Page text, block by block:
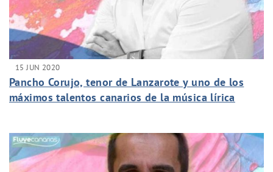
15 JUN 2020
Pancho Corujo, tenor de Lanzarote y uno de los
máximos talentos canarios de la música lírica